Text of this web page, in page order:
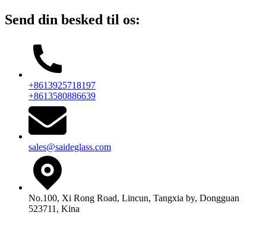
Send din besked til os:
+8613925718197
+8613580886639
sales@saideglass.com
No.100, Xi Rong Road, Lincun, Tangxia by, Dongguan
523711, Kina